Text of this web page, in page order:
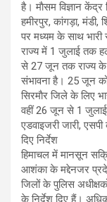
है। माैसम विज्ञान
हमीरपुर, कांगड़ा,
पर मध्यम के साथ भारी
राज्य में 1 जुलाई तक
से 27 जून तक राज्य के
संभावना है। 25 जून को
सिरमाैर जिले के लिए
वहीं 26 जून से 1 जुलाई
एडवाइजरी जारी,
दिए निर्देश
हिमाचल में मानसून
आशंका के मद्देनजर
जिलों के पुलिस
के निर्देश दिए हैं।